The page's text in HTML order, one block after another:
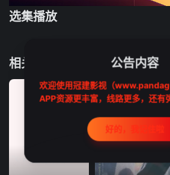
选集播放
相关推荐 公告内容
欢迎使用冠建影视（
APP资源更丰富，线路更多，还有
好的，我记住啦